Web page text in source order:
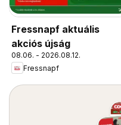
Fressnapf aktuális
akciós újság
08.06. - 2026.08.12.
Fressnapf